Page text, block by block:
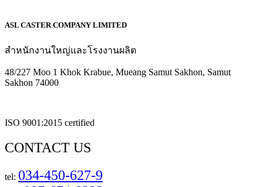
ASL CASTER COMPANY LIMITED
สำหนักงานใหญ่และโรงงานผลิต
48/227 Moo 1 Khok Krabue, Mueang Samut Sakhon, Samut
Sakhon 74000
ISO 9001:2015 certified
CONTACT US
tel: 034-450-627-9